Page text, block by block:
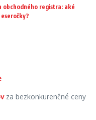
obchodného registra: aké
za bezkonkurenčné ceny